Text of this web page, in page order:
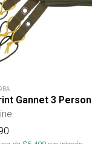
Gannet 3 Person